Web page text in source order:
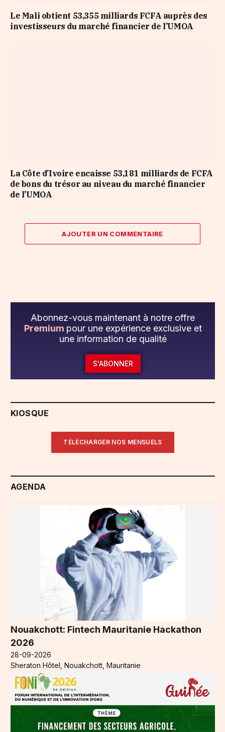
Le Mali obtient 53,355 milliards FCFA auprès des
investisseurs du marché financier de l’UMOA
La Côte d’Ivoire encaisse 53,181 milliards de FCFA
de bons du trésor au niveau du marché financier
de l’UMOA
AJOUTER UN COMMENTAIRE
Abonnez-vous maintenant à notre offre
Premium pour une expérience exclusive et
une information de qualité
S'ABONNER
KIOSQUE
TÉLÉCHARGER NOS MENSUELS
AGENDA
Nouakchott: Fintech Mauritanie Hackathon
2026
28-09-2026
Sheraton Hôtel, Nouakchott, Mauritanie